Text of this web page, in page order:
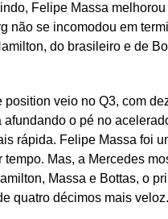
Felipe Massa melhorou
não se incomodou em
do brasileiro e de
position veio no Q3, com
afundando o pé no
rápida. Felipe Massa foi
tempo. Mas, a Mercedes
Massa e Bottas, o
quatro décimos mais veloz.